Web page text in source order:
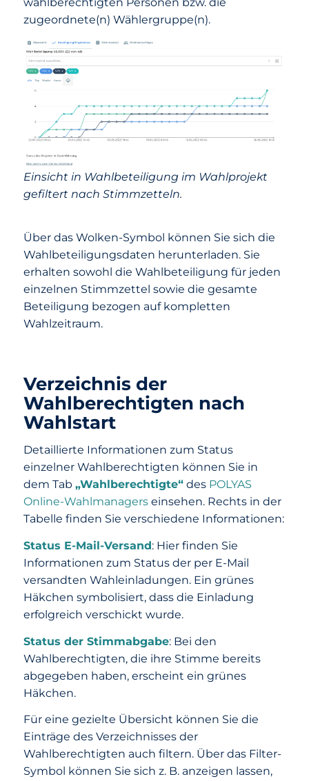
zugeordnete(n) Wählergruppe(n).
Einsicht in Wahlbeteiligung im Wahlprojekt
gefiltert nach Stimmzetteln.
Über das Wolken-Symbol können Sie sich die
Wahlbeteiligungsdaten herunterladen. Sie
erhalten sowohl die Wahlbeteiligung für jeden
einzelnen Stimmzettel sowie die gesamte
Beteiligung bezogen auf kompletten
Wahlzeitraum.
Verzeichnis der
Wahlberechtigten nach
Wahlstart
Detaillierte Informationen zum Status
einzelner Wahlberechtigten können Sie in
dem Tab „Wahlberechtigte“des POLYAS
Online-Wahlmanagerseinsehen. Rechts in der
Tabelle finden Sie verschiedene Informationen:
Status E-Mail-Versand: Hier finden Sie
Informationen zum Status der per E-Mail
versandten Wahleinladungen. Ein grünes
Häkchen symbolisiert, dass die Einladung
erfolgreich verschickt wurde.
Status der Stimmabgabe: Bei den
Wahlberechtigten, die ihre Stimme bereits
abgegeben haben, erscheint ein grünes
Häkchen.
Für eine gezielte Übersicht können Sie die
Einträge des Verzeichnisses der
Wahlberechtigten auch filtern. Über das Filter-
Symbol können Sie sich z. B. anzeigen lassen,